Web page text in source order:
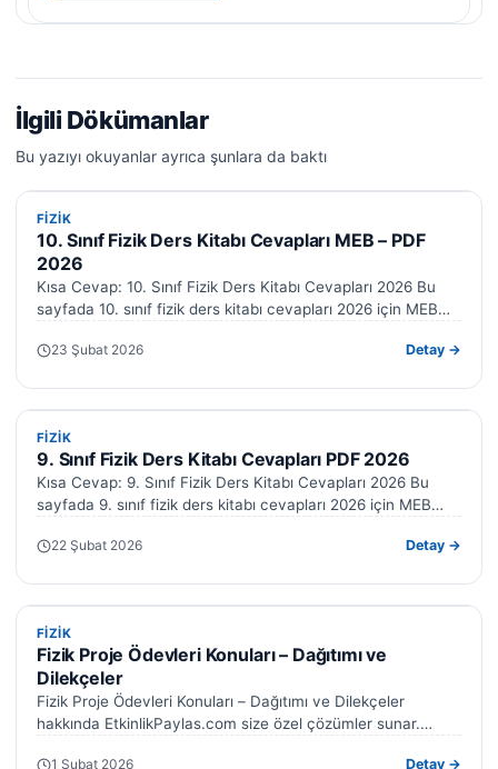
İlgili Dökümanlar
Bu yazıyı okuyanlar ayrıca şunlara da baktı
FIZIK
FIZIK
10. Sınıf Fizik Ders Kitabı Cevapları MEB – PDF
2026
Kısa Cevap: 10. Sınıf Fizik Ders Kitabı Cevapları 2026 Bu
sayfada 10. sınıf fizik ders kitabı cevapları 2026 için MEB…
23 Şubat 2026 Detay →
FIZIK
FIZIK
9. Sınıf Fizik Ders Kitabı Cevapları PDF 2026
Kısa Cevap: 9. Sınıf Fizik Ders Kitabı Cevapları 2026 Bu
sayfada 9. sınıf fizik ders kitabı cevapları 2026 için MEB…
22 Şubat 2026 Detay →
FIZIK
FIZIK
Fizik Proje Ödevleri Konuları – Dağıtımı ve
Dilekçeler
Fizik Proje Ödevleri Konuları – Dağıtımı ve Dilekçeler
hakkında EtkinlikPaylas.com size özel çözümler sunar.
1 Şubat 2026 Detay →